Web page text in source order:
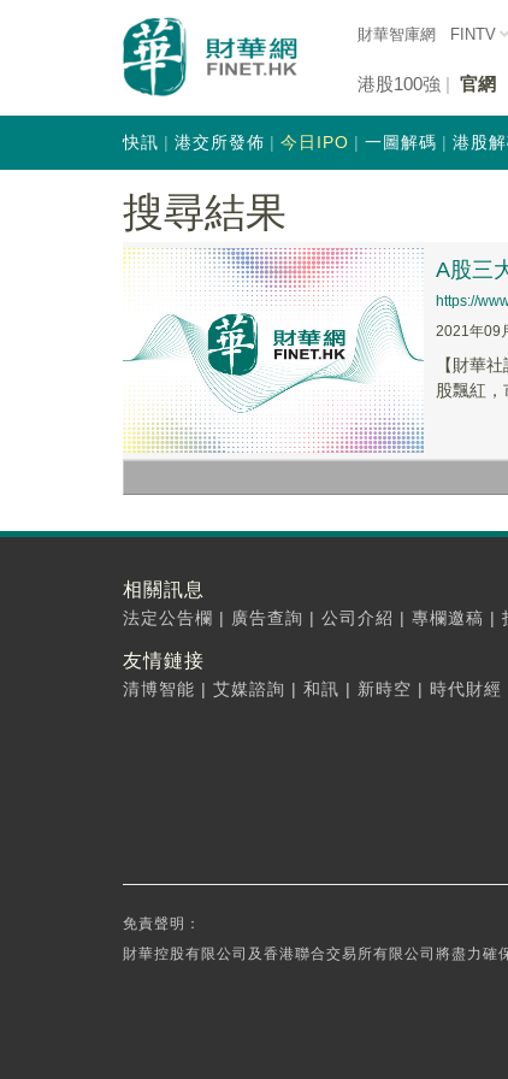
財華智庫網 FINTV
港股100強 官網
快訊 港交所發佈 今日IPO 一圖解碼 港股
搜尋結果
A股三
https://
2021年09
【財華
股飄紅，
相關訊息
法定公告欄 | 廣告查詢 | 公司介紹 | 專欄邀稿 |
友情鏈接
清博智能 | 艾媒諮詢 | 和訊 | 新時空 | 時代財經
免責聲明：
財華控股有限公司及香港聯合交易所有限公司將盡力